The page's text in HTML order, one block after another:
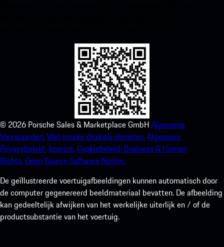
© 2026 Porsche Sales & Marketplace GmbH Algemene
Voorwaarden.Wet inzake digitale diensten.Algemeen
Privacybeleid. Imprint.Cookiebeleid. Business & Human
Rights.Open Source Software Notice.
De geïllustreerde voertuigafbeeldingen kunnen automatisch door
de computer gegenereerd beeldmateriaal bevatten. De afbeelding
kan gedeeltelijk afwijken van het werkelijke uiterlijk en / of de
productsubstantie van het voertuig.